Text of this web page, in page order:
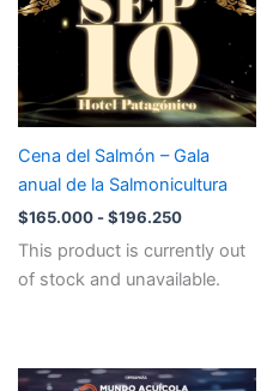
Cena del Salmón – Gala
anual de la Salmonicultura
$165.000-$196.250
This product is currently out
of stock and unavailable.